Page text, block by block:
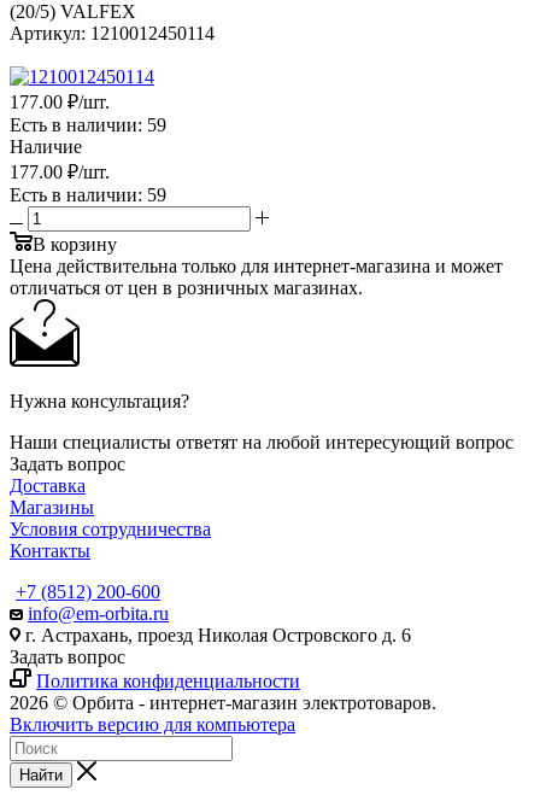
(20/5) VALFEX
Артикул: 1210012450114
177.00 ₽/шт.
Есть в наличии: 59
Наличие
177.00 ₽/шт.
Есть в наличии: 59
В корзину
Цена действительна только для интернет-магазина и может
отличаться от цен в розничных магазинах.
Нужна консультация?
Наши специалисты ответят на любой интересующий вопрос
Задать вопрос
Доставка
Магазины
Условия сотрудничества
Контакты
+7 (8512) 200-600
info@em-orbita.ru
г. Астрахань, проезд Николая Островского д. 6
Задать вопрос
Политика конфиденциальности
2026 © Орбита - интернет-магазин электротоваров.
Включить версию для компьютера
Найти